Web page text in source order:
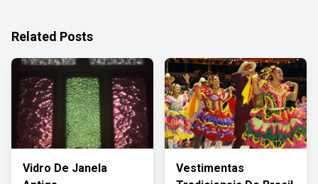
Related Posts
Vidro De Janela
Vestimentas